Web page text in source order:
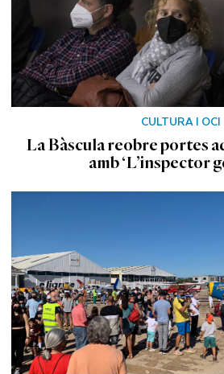
CULTURA I OCI
La Bàscula reobre portes
amb ‘L’inspector